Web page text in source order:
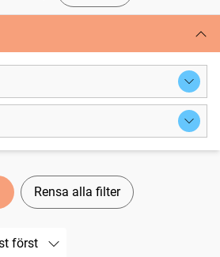
Rensa alla filter